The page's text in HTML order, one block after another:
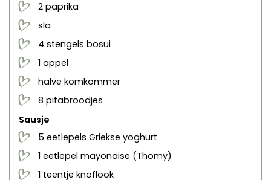
2 paprika
sla
4 stengels bosui
1 appel
halve komkommer
8 pitabroodjes
Sausje
5 eetlepels Griekse yoghurt
1 eetlepel mayonaise (Thomy)
1 teentje knoflook